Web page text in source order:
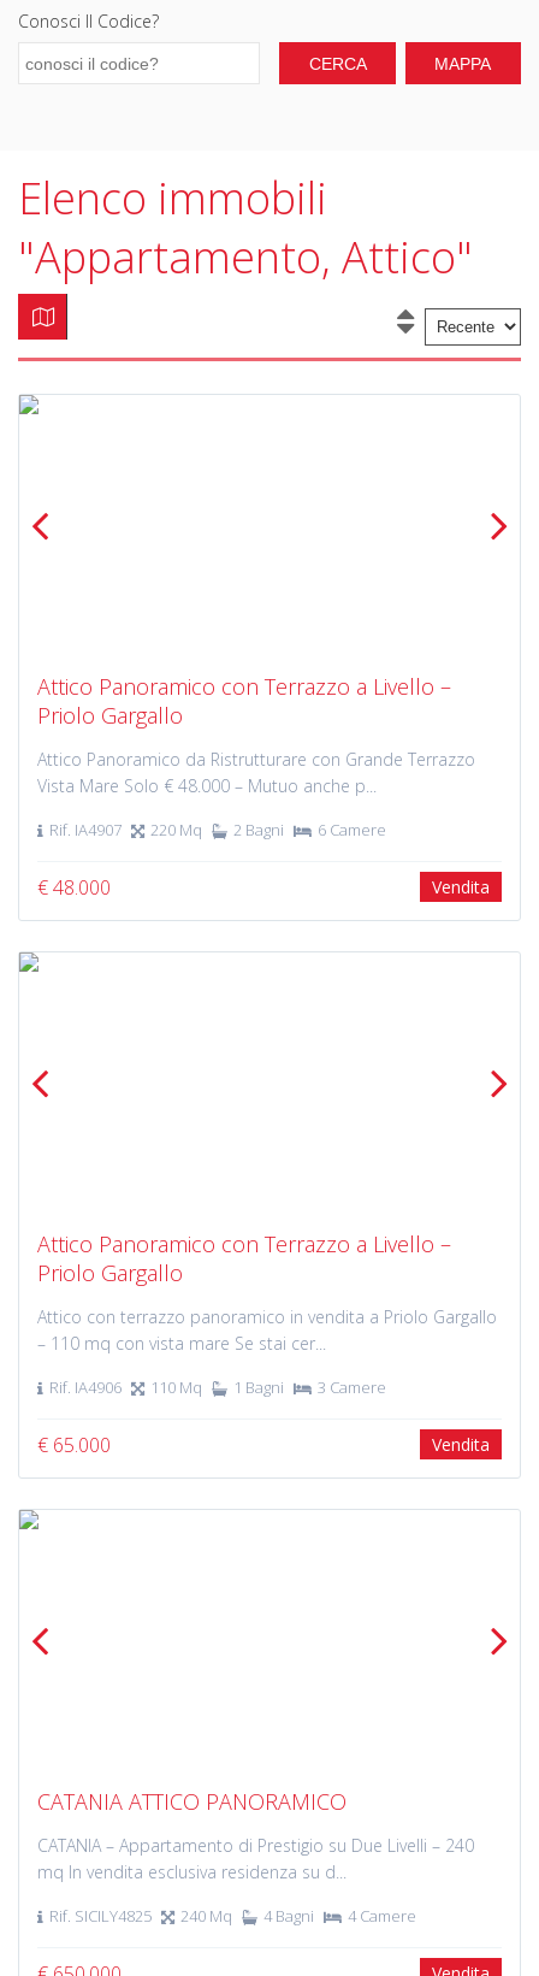
Conosci Il Codice?
Elenco immobili
"Appartamento, Attico"
Attico Panoramico con Terrazzo a Livello –
Priolo Gargallo
Attico Panoramico da Ristrutturare con Grande Terrazzo
Vista Mare Solo € 48.000 – Mutuo anche p...
Rif. IA4907 220 Mq 2 Bagni 6 Camere
€ 48.000 Vendita
Attico Panoramico con Terrazzo a Livello –
Priolo Gargallo
Attico con terrazzo panoramico in vendita a Priolo Gargallo
– 110 mq con vista mare Se stai cer...
Rif. IA4906 110 Mq 1 Bagni 3 Camere
€ 65.000 Vendita
CATANIA ATTICO PANORAMICO
CATANIA – Appartamento di Prestigio su Due Livelli – 240
mq In vendita esclusiva residenza su d...
Rif. SICILY4825 240 Mq 4 Bagni 4 Camere